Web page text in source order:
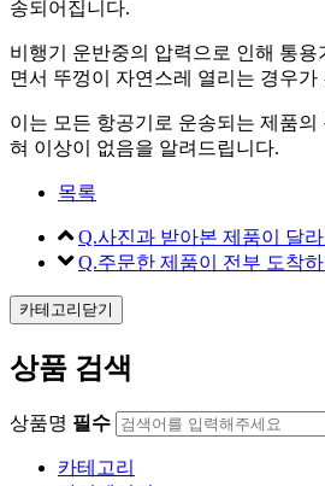
송되어집니다.
비행기 운반중의 압력으로 인해 통
면서 뚜껑이 자연스레 열리는 경우가
이는 모든 항공기로 운송되는 제품의
혀 이상이 없음을 알려드립니다.
목록
Q.사진과 받아본 제품이 달
Q.주문한 제품이 전부 도착
카테고리닫기
상품 검색
상품명 필수
카테고리